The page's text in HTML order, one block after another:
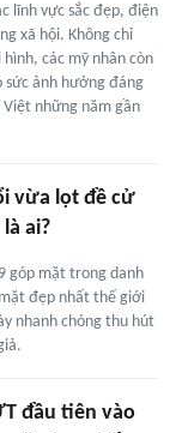
lĩnh vực sắc đẹp, điện
xã hội. Không chỉ
các mỹ nhân còn
sức ảnh hưởng đáng
những năm gần
vừa lọt đề cử
ai?
góp mặt trong danh
đẹp nhất thế giới
nhanh chóng thu hút
đầu tiên vào